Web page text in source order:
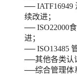
── IATF16949
续改进；
── ISO22000
进；
── ISO13485
──其他各类认
──综合管理体